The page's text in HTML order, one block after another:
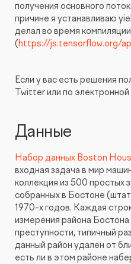
получения основного
причине я устанавливаю
делал во время
(https://js.tensorflow.org/
Если у вас есть решения
Twitter или по электронной
Данные
Набор данных Boston
входная задача в мир
коллекция из 500 простых
собранных в Бостоне
1970-х годов. Каждая
измерения района
преступности, типичный
данный район удален от
есть ли в этом районе